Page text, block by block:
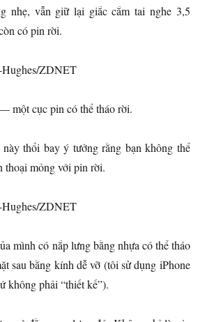
nhẹ, vẫn giữ lại giắc cắm tai nghe 3,5
có pin rời.
ZDNET
một cục pin có thể tháo rời.
thổi bay ý tưởng rằng bạn không thể
thoại mỏng với pin rời.
ZDNET
mình có nắp lưng bằng nhựa có thể tháo
sau bằng kính dễ vỡ (tôi sử dụng iPhone
không phải “thiết kế”).